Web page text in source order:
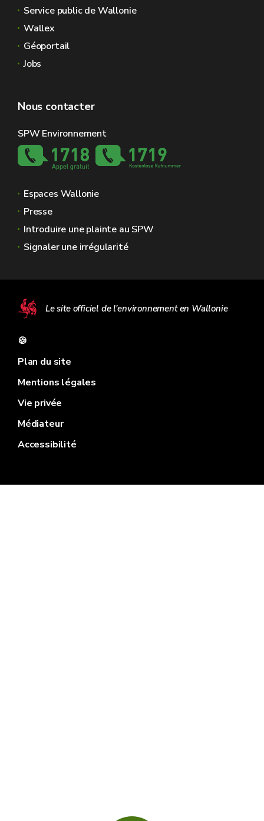
Service public de Wallonie
Wallex
Géoportail
Jobs
Nous contacter
SPW Environnement
Espaces Wallonie
Presse
Introduire une plainte au SPW
Signaler une irrégularité
Le site officiel de l'environnement en Wallonie
🍪
Plan du site
Mentions légales
Vie privée
Médiateur
Accessibilité